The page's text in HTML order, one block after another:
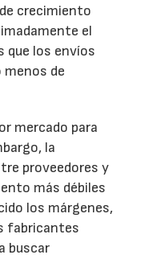
crecimiento
el
que los envíos
menos de
mercado para
la
proveedores y
más débiles
los márgenes,
fabricantes
buscar